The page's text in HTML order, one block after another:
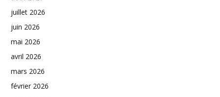
juillet 2026
juin 2026
mai 2026
avril 2026
mars 2026
février 2026